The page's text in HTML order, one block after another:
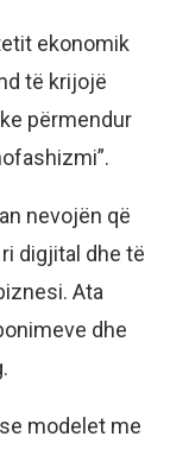
ekonomik
të krijojë
përmendur
nevojën që
digjital dhe të
Ata
dhe
modelet me